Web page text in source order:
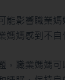
能影響職業
媽媽感到不自
，職業媽媽可